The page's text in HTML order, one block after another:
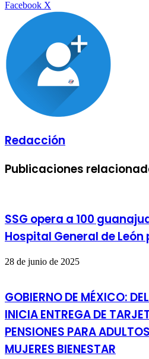
Facebook X
por
electrónico
Redacción
Publicaciones
SSG opera a 100
Hospital General de
28 de junio de 2025
GOBIERNO DE MÉXICO:
INICIA ENTREGA DE
PENSIONES PARA
MUJERES BIENESTAR